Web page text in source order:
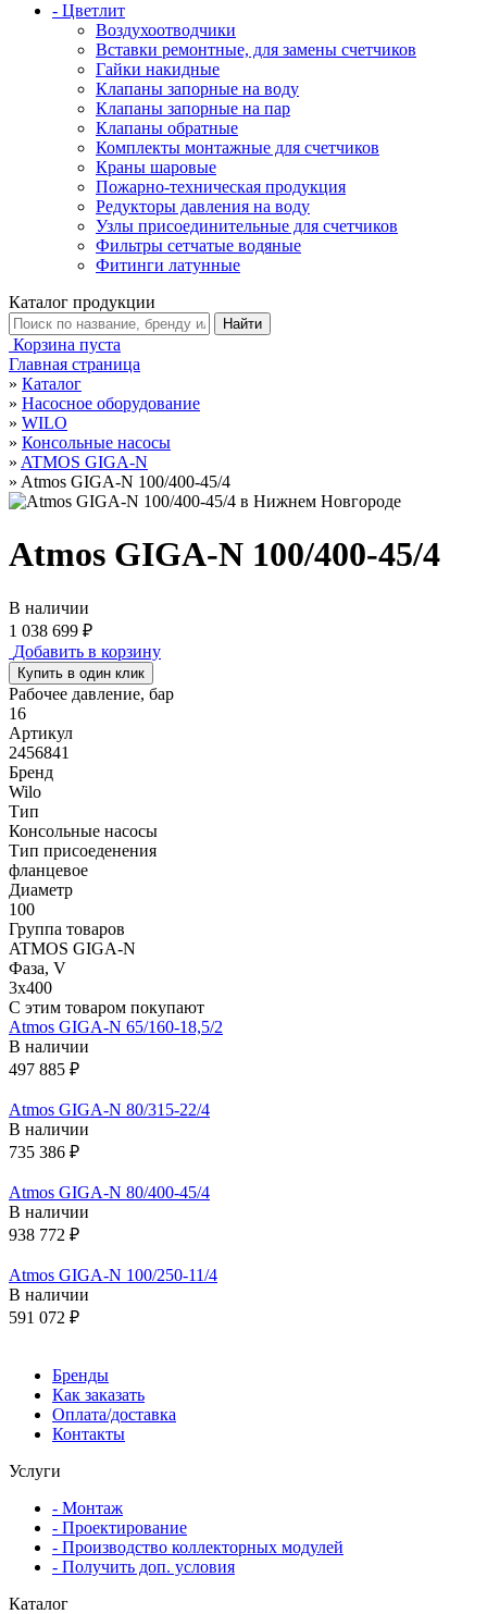
- Цветлит
Воздухоотводчики
Вставки ремонтные, для замены счетчиков
Гайки накидные
Клапаны запорные на воду
Клапаны запорные на пар
Клапаны обратные
Комплекты монтажные для счетчиков
Краны шаровые
Пожарно-техническая продукция
Редукторы давления на воду
Узлы присоединительные для счетчиков
Фильтры сетчатые водяные
Фитинги латунные
Каталог продукции
Корзина пуста
Главная страница
» Каталог
» Насосное оборудование
» WILO
» Консольные насосы
» ATMOS GIGA-N
» Atmos GIGA-N 100/400-45/4
Atmos GIGA-N 100/400-45/4
В наличии
1 038 699 ₽
Добавить в корзину
Купить в один клик
Рабочее давление, бар
16
Артикул
2456841
Бренд
Wilo
Тип
Консольные насосы
Тип присоеденения
фланцевое
Диаметр
100
Группа товаров
ATMOS GIGA-N
Фаза, V
3х400
С этим товаром покупают
Atmos GIGA-N 65/160-18,5/2
В наличии
497 885 ₽
Atmos GIGA-N 80/315-22/4
В наличии
735 386 ₽
Atmos GIGA-N 80/400-45/4
В наличии
938 772 ₽
Atmos GIGA-N 100/250-11/4
В наличии
591 072 ₽
Бренды
Как заказать
Оплата/доставка
Контакты
Услуги
- Монтаж
- Проектирование
- Производство коллекторных модулей
- Получить доп. условия
Каталог